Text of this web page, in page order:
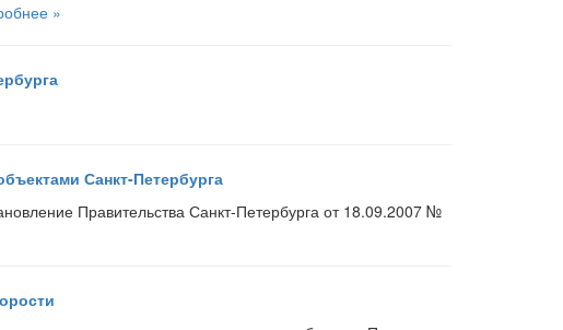
»
Санкт-Петербурга
Правительства Санкт-Петербурга от 18.09.2007 №